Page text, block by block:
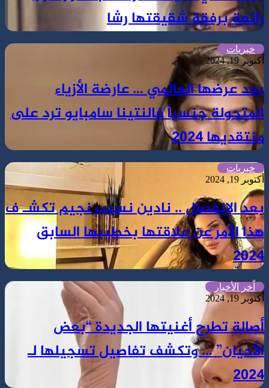
رائعة برفقة شقيقتها رشا
خبريات
أكتوبر 19, 2024
بعد عرضها العالمي … عارضة الأزياء
المتحولة جنسياً فالنتينا سامبايو ترد على
منتقديها 2024
خبريات
أكتوبر 19, 2024
بعد الإنفصال .. نادين نسيب نجيم تكشـ ف
هذا الأمر عن علاقتها بخطيبها السابق
2024
اًخر الأخبار
أكتوبر 19, 2024
أصالة تطرح أغنيتها الجديدة “بعض
الأحيان” … وتكشف تفاصيل تسجيلها لـ
2024